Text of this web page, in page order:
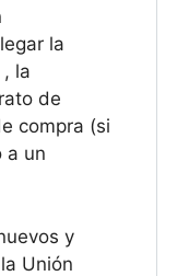
la
la
de
compra (si
a un
y
Unión